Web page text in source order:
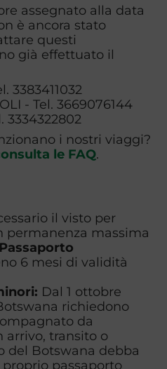
assegnato alla data
è ancora stato
questi
già effettuato il
3383411032
- Tel. 3669076144
3334322802
i nostri viaggi?
le FAQ.
il visto per
permanenza massima
Passaporto
6 mesi di validità
Dal 1 ottobre
richiedono
da
arrivo, transito o
del Botswana debba
passaporto